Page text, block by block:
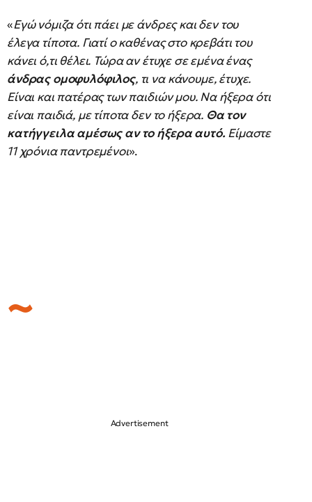
«Εγώ νόμιζα ότι πάει με άνδρες και δεν του
έλεγα τίποτα. Γιατί ο καθένας στο κρεβάτι του
κάνει ό,τι θέλει. Τώρα αν έτυχε σε εμένα ένας
άνδρας ομοφυλόφιλος, τι να κάνουμε, έτυχε.
Είναι και πατέρας των παιδιών μου. Να ήξερα ότι
είναι παιδιά, με τίποτα δεν το ήξερα. Θα τον
κατήγγειλα αμέσως αν το ήξερα αυτό. Είμαστε
11 χρόνια παντρεμένοι».